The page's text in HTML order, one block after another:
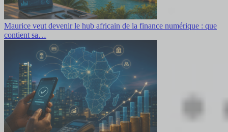
Maurice veut devenir le hub africain de la finance numérique : que
contient sa…